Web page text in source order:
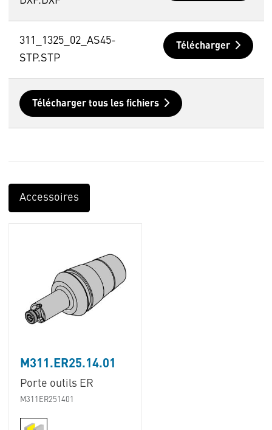
311_1325_02_AS45-
STP.STP
Télécharger
Télécharger tous les fichiers
Accessoires
M311.ER25.14.01
Porte outils ER
M311ER251401